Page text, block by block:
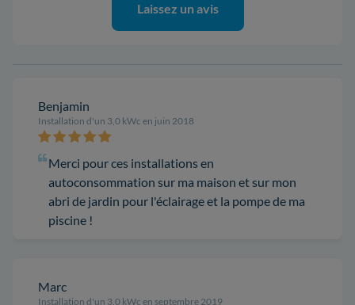
Laissez un avis
Benjamin
Installation d'un 3,0 kWc en juin 2018
Merci pour ces installations en
autoconsommation sur ma maison et sur mon
abri de jardin pour l'éclairage et la pompe de ma
piscine !
Marc
Installation d'un 3,0 kWc en septembre 2019